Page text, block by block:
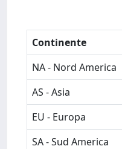
Continente
NA - Nord America
AS - Asia
EU - Europa
SA - Sud America